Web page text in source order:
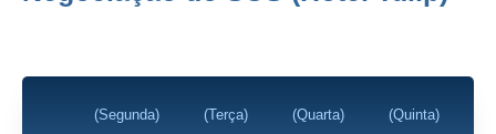
(Segunda) (Terça) (Quarta) (Quinta)